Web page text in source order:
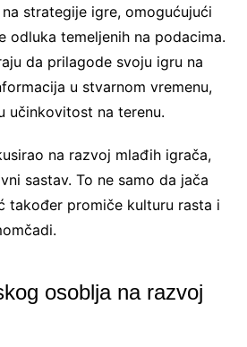
strategije igre, omogućujući
odluka temeljenih na podacima.
da prilagode svoju igru na
u stvarnom vremenu,
učinkovitost na terenu.
na razvoj mlađih igrača,
sastav. To ne samo da jača
također promiče kulturu rasta i
osoblja na razvoj